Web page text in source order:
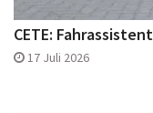
CETE:
17 Juli 2026